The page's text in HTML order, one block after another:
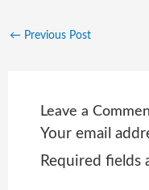
← Previous Post
Leave a
Your email
Required fields